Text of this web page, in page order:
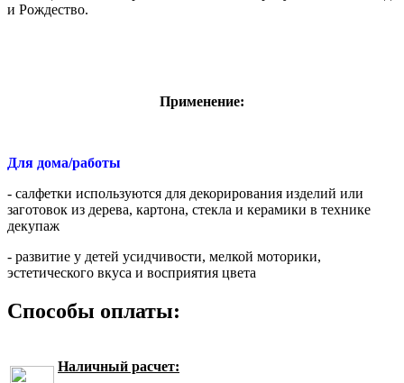
и Рождество.
Применение:
Для дома/работы
- салфетки используются для декорирования изделий или
заготовок из дерева, картона, стекла и керамики в технике
декупаж
- развитие у детей усидчивости, мелкой моторики,
эстетического вкуса и восприятия цвета
Способы оплаты:
Наличный расчет: